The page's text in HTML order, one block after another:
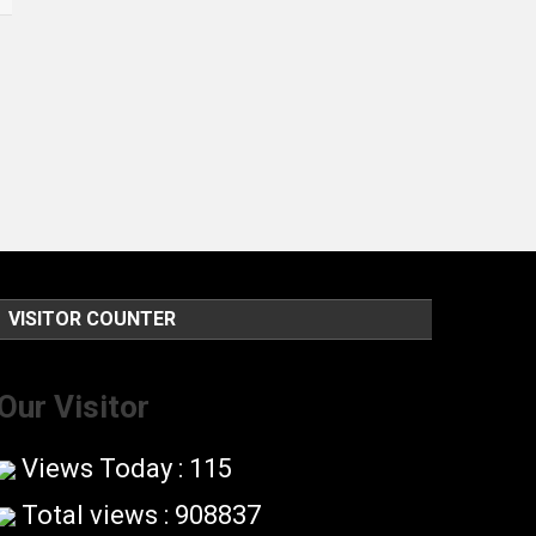
VISITOR COUNTER
Visitor
Views Today : 115
Total views : 908837